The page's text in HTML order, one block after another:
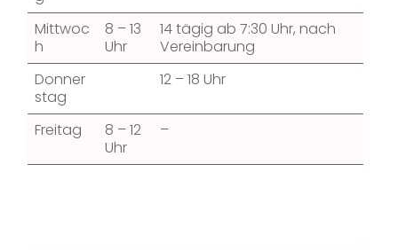
Mittwoc
h
8 – 13
Uhr
14 tägig ab 7:30 Uhr, nach
Vereinbarung
Donner
stag
12 – 18 Uhr
Freitag
8 – 12
Uhr
–